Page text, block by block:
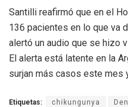
Santilli reafirmó que en el
136 pacientes en lo que va
alertó un audio que se hizo
El alerta está latente en la
surjan más casos este mes
Etiquetas: chikungunya